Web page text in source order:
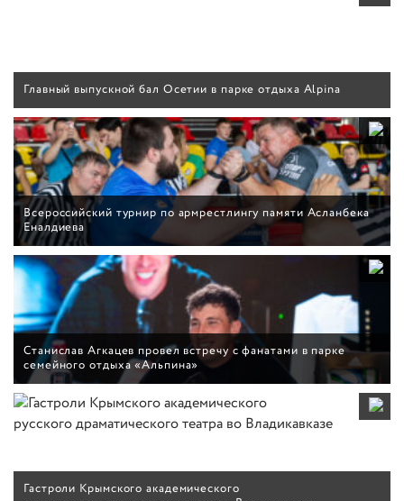
Главный выпускной бал Осетии в парке отдыха Alpina
Всероссийский турнир по армрестлингу памяти Асланбека
Еналдиева
Станислав Агкацев провел встречу с фанатами в парке
семейного отдыха «Альпина»
Гастроли Крымского академического